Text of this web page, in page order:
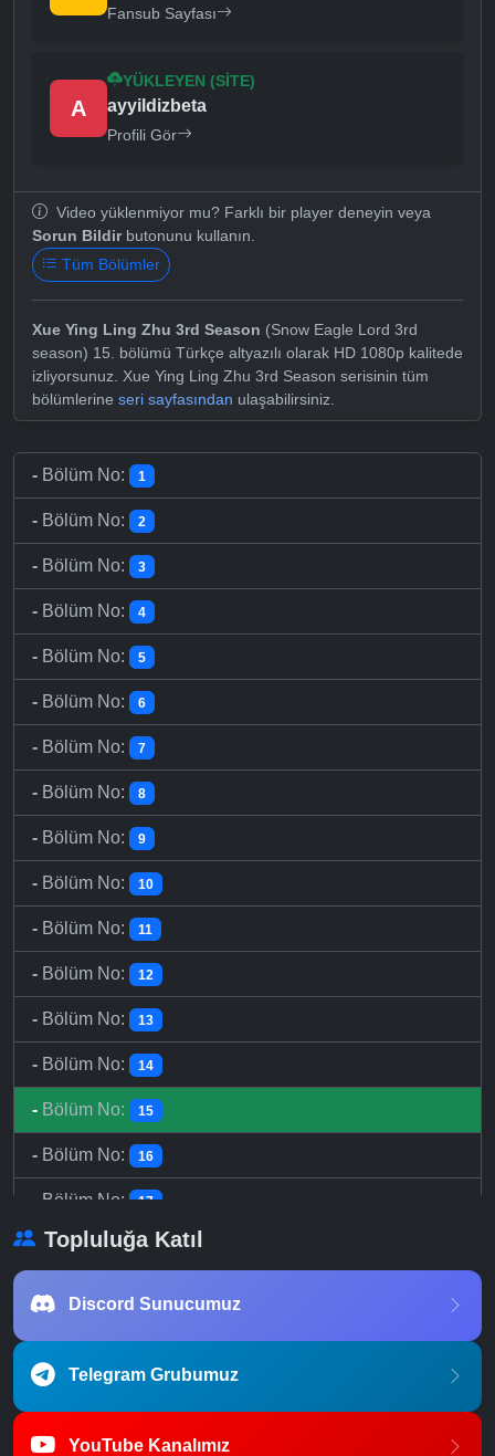
Fansub Sayfası
A
YÜKLEYEN (SITE)
ayyildizbeta
Profili Gör
Video yüklenmiyor mu? Farklı bir player deneyin veya
Sorun Bildirbutonunu kullanın.
Tüm Bölümler
Xue Ying Ling Zhu 3rd Season (Snow Eagle Lord 3rd
season) 15. bölümü Türkçe altyazılı olarak HD 1080p kalitede
izliyorsunuz. Xue Ying Ling Zhu 3rd Season serisinin tüm
bölümlerine seri sayfasından ulaşabilirsiniz.
- Bölüm No: 1
- Bölüm No: 2
- Bölüm No: 3
- Bölüm No: 4
- Bölüm No: 5
- Bölüm No: 6
- Bölüm No: 7
- Bölüm No: 8
- Bölüm No: 9
- Bölüm No: 10
- Bölüm No: 11
- Bölüm No: 12
- Bölüm No: 13
- Bölüm No: 14
- Bölüm No: 15
- Bölüm No: 16
Bölüm No: 17
- Bölüm No: 18
- Bölüm No:
-Bölüm No: 21
Topluluğa Katıl
Discord Sunucumuz
Telegram Grubumuz
YouTube Kanalımız